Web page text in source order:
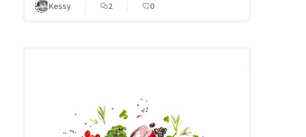
Kessy 2 0